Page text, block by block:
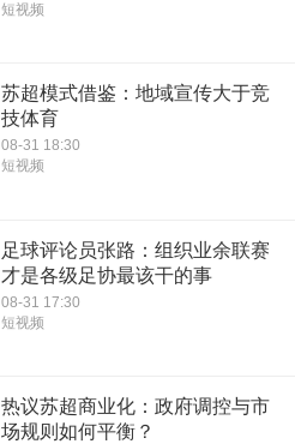
短视频
苏超模式借鉴：地域宣传大于竞
技体育
08-31 18:30
短视频
足球评论员张路：组织业余联赛
才是各级足协最该干的事
08-31 17:30
短视频
热议苏超商业化：政府调控与市
场规则如何平衡？